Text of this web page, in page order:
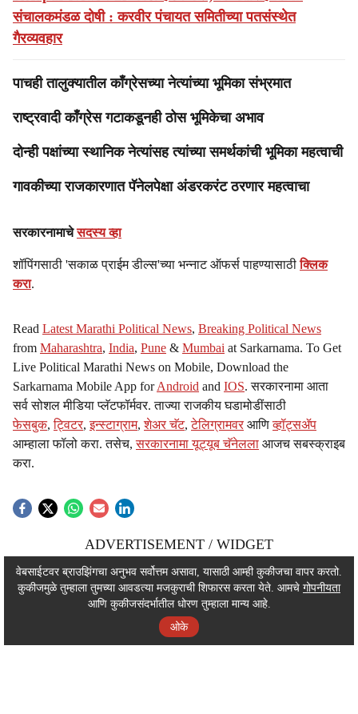
संचालकमंडळ दोषी : करवीर पंचायत समितीच्या पतसंस्थेत
गैरव्यवहार
पाचही तालुक्यातील काँग्रेसच्या नेत्यांच्या भूमिका संभ्रमात
राष्ट्रवादी काँग्रेस गटाकडूनही ठोस भूमिकेचा अभाव
दोन्ही पक्षांच्या स्थानिक नेत्यांसह त्यांच्या समर्थकांची भूमिका महत्वाची
गावकीच्या राजकारणात पॅनेलपेक्षा अंडरकरंट ठरणार महत्वाचा
सरकारनामाचेसदस्य व्हा
शॉपिंगसाठी 'सकाळ प्राईम डील्स'च्या भन्नाट ऑफर्स पाहण्यासाठीक्लिक
करा.
Read Latest Marathi Political News, Breaking Political News
from Maharashtra, India, Pune & Mumbai at Sarkarnama. To Get
Live Political Marathi News on Mobile, Download the
Sarkarnama Mobile App forAndroid and IOS. सरकारनामा आता
सर्व सोशल मीडिया प्लॅटफॉर्मवर. ताज्या राजकीय घडामोडींसाठी
फेसबुक,ट्विटर,इन्स्टाग्राम,शेअर चॅट,टेलिग्रामवर आणिव्हॉट्सॲप
आम्हाला फॉलो करा. तसेच,सरकारनामा यूट्यूब चॅनेलला आजच सबस्क्राइब
करा.
ADVERTISEMENT / WIDGET
ADVERTISEMENT / WIDGET
ADVERTISEMENT / WIDGET
वेबसाईटवर ब्राउझिंगचा अनुभव सर्वोत्तम असावा, यासाठी आम्ही कुकीजचा वापर करतो.
कुकीजमुळे तुम्हाला तुमच्या आवडत्या मजकुराची शिफारस करता येते. आमचे गोपनीयता
आणि कुकीजसंदर्भातील धोरण तुम्हाला मान्य आहे.
ओके